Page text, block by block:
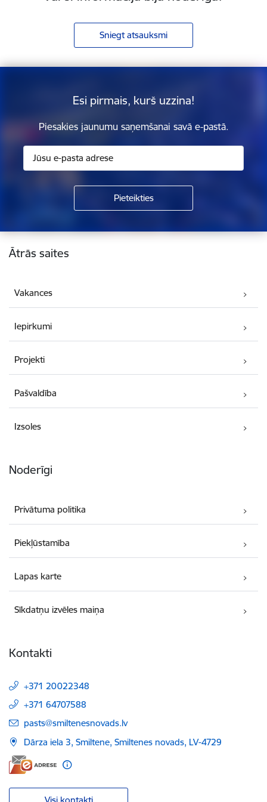
Sniegt atsauksmi
Esi pirmais, kurš uzzina!
Piesakies jaunumu saņemšanai savā e-pastā.
Kājene
Ātrās saites
Vakances
Iepirkumi
Projekti
Pašvaldība
Izsoles
Noderīgi
Privātuma politika
Piekļūstamība
Lapas karte
Sīkdatņu izvēles maiņa
Kontakti
+371 20022348
+371 64707588
E-pasts:
pasts@smiltenesnovads.lv
Dārza iela 3, Smiltene, Smiltenes novads, LV-4729